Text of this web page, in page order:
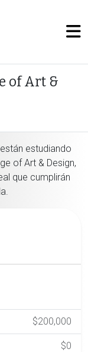
of Art &
estudiando
of Art & Design,
que cumplirán
$200,000
$0